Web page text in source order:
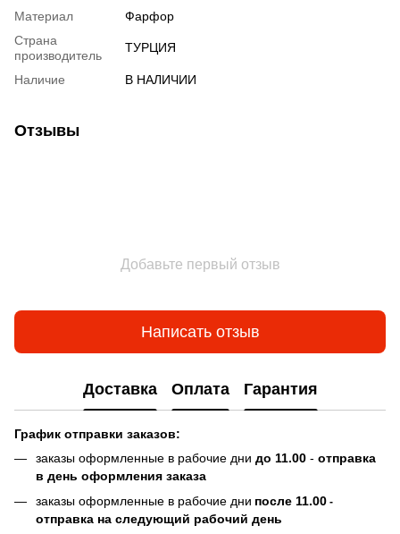
Материал
Фарфор
Страна
производитель
ТУРЦИЯ
Наличие В НАЛИЧИИ
Отзывы
Добавьте первый отзыв
Написать отзыв
Доставка Оплата Гарантия
График отправки заказов:
заказы оформленные в рабочие дни до 11.00 - отправка
в день оформления заказа
заказы оформленные в рабочие дни после 11.00 -
отправка на следующий рабочий день